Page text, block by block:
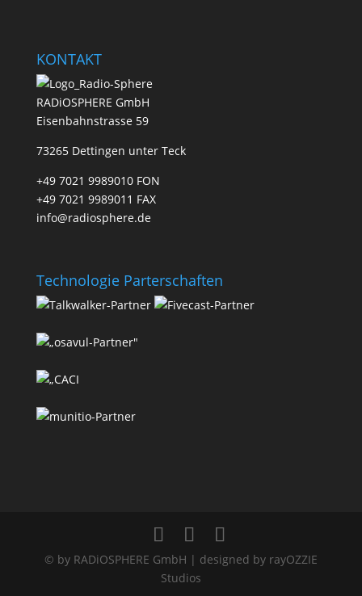
KONTAKT
RADiOSPHERE GmbH
Eisenbahnstrasse 59
73265 Dettingen unter Teck
+49 7021 9989010 FON
+49 7021 9989011 FAX
info@radiosphere.de
Technologie Parterschaften
© by RADiOSPHERE GmbH | designed by rayOZZIE
Studios